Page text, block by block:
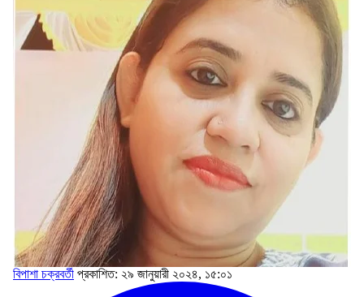
বিপাশা চক্রবর্তী প্রকাশিত: ২৯ জানুয়ারী ২০২৪, ১৫:০১